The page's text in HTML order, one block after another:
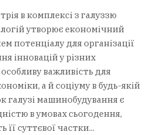
в комплексі з галуззю
утворює економічний
потенціалу для організації
інновацій у різних
важливість для
а й соціуму в будь-якій
галузі машинобудування є
в умовах сьогодення,
її суттєвої частки...